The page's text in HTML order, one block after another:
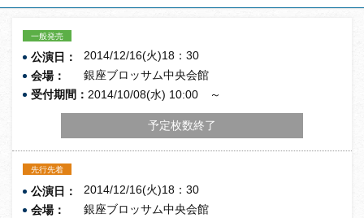
一般発売
公演日：
2014/12/16(火)18：30
会場：
銀座ブロッサム中央会館
受付期間： 2014/10/08(水) 10:00 ～
予定枚数終了
先行先着
公演日：
2014/12/16(火)18：30
会場：
銀座ブロッサム中央会館